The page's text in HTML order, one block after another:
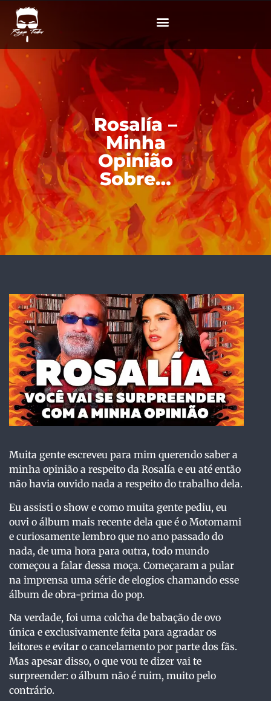
Rosalía –
Minha
Opinião
Sobre…
Muita gente escreveu para mim querendo saber a
minha opinião a respeito da Rosalía e eu até então
não havia ouvido nada a respeito do trabalho dela.
Eu assisti o show e como muita gente pediu, eu
ouvi o álbum mais recente dela que é o Motomami
e curiosamente lembro que no ano passado do
nada, de uma hora para outra, todo mundo
começou a falar dessa moça. Começaram a pular
na imprensa uma série de elogios chamando esse
álbum de obra-prima do pop.
Na verdade, foi uma colcha de babação de ovo
única e exclusivamente feita para agradar os
leitores e evitar o cancelamento por parte dos fãs.
Mas apesar disso, o que vou te dizer vai te
surpreender: o álbum não é ruim, muito pelo
contrário.